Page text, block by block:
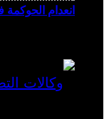
انعدام